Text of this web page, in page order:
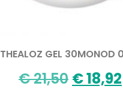
THEALOZ GEL 30MONOD
€21,50 €18,92